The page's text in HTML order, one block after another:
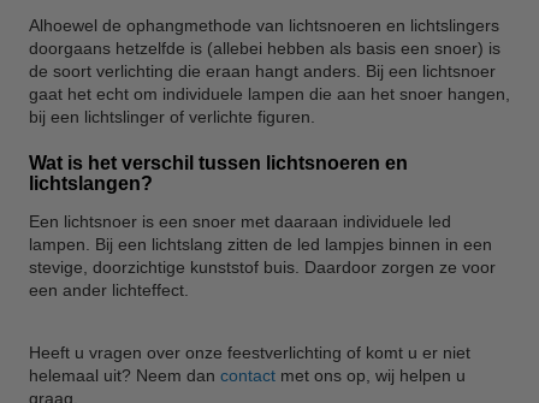
Alhoewel de ophangmethode van lichtsnoeren en lichtslingers
doorgaans hetzelfde is (allebei hebben als basis een snoer) is
de soort verlichting die eraan hangt anders. Bij een lichtsnoer
gaat het echt om individuele lampen die aan het snoer hangen,
bij een lichtslinger of verlichte figuren.
Wat is het verschil tussen lichtsnoeren en
lichtslangen?
Een lichtsnoer is een snoer met daaraan individuele led
lampen. Bij een lichtslang zitten de led lampjes binnen in een
stevige, doorzichtige kunststof buis. Daardoor zorgen ze voor
een ander lichteffect.
Heeft u vragen over onze feestverlichting of komt u er niet
helemaal uit? Neem dan contact met ons op, wij helpen u
graag.